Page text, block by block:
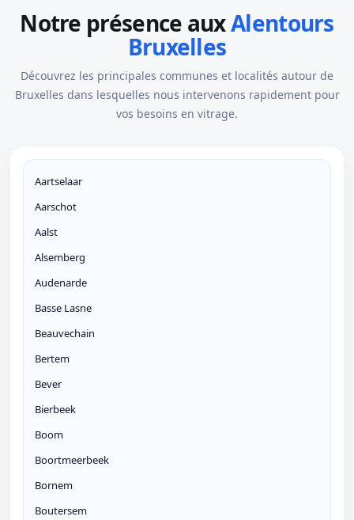
Notre présence auxAlentours
Bruxelles
Découvrez les principales communes et localités autour de
Bruxelles dans lesquelles nous intervenons rapidement pour
vos besoins en vitrage.
Aartselaar
Aarschot
Aalst
Alsemberg
Audenarde
Basse Lasne
Beauvechain
Bertem
Bever
Bierbeek
Boom
Boortmeerbeek
Bornem
Boutersem